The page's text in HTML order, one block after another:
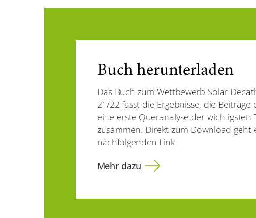
Buch herunterladen
Das Buch zum Wettbewerb Solar
21/22 fasst die Ergebnisse, die Beiträge
eine erste Queranalyse der wichtigsten
zusammen. Direkt zum Download geht
nachfolgenden Link.
Mehr dazu